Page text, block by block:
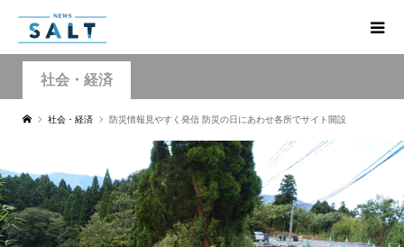
社会・経済
社会・経済 防災情報見やすく発信 防災の日にあわせ各所でサイト開設